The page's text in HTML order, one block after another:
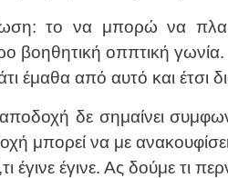
το να μπορώ να
βοηθητική οππτική γωνία.
έμαθα από αυτό και έτσι
δε σημαίνει
μπορεί να με
έγινε έγινε. Ας δούμε τι